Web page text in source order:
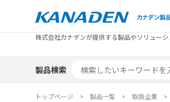
カテゴリから探す
エリア別おすすめ製品
補助金検索システム
トピックス
製品検索
株式会社カナデンが提供する製品やソリュー
カテゴリから探す
補助金検索システム
トピックス
製品検索
トップページ 製品一覧 取扱企業